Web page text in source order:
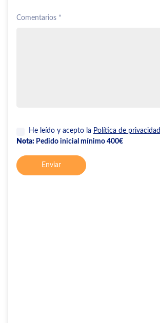
Comentarios *
He leído y acepto la Política de privacidad
Nota: Pedido inicial mínimo 400€
Enviar